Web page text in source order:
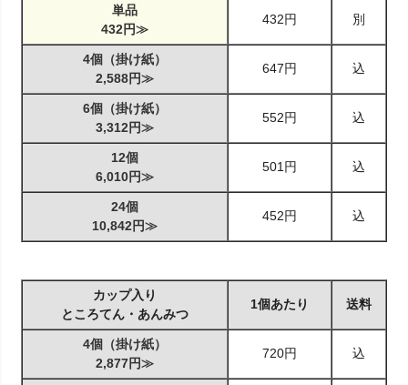
単品
432円≫
432円 別
4個（掛け紙）
2,588円≫
647円 込
6個（掛け紙）
3,312円≫
552円 込
12個
6,010円≫
501円 込
24個
10,842円≫
452円 込
カップ入り
ところてん・あんみつ
1個あたり 送料
4個（掛け紙）
2,877円≫
720円 込